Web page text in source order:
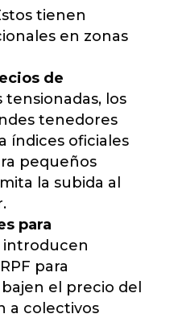
tienen
en zonas
de
tensionadas, los
tenedores
índices oficiales
pequeños
la subida al
para
para
el precio del
a colectivos